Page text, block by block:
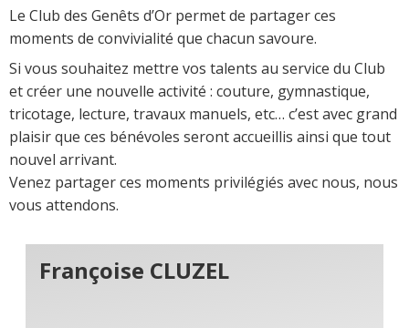
Le Club des Genêts d’Or permet de partager ces
moments de convivialité que chacun savoure.
Si vous souhaitez mettre vos talents au service du Club
et créer une nouvelle activité : couture, gymnastique,
tricotage, lecture, travaux manuels, etc… c’est avec grand
plaisir que ces bénévoles seront accueillis ainsi que tout
nouvel arrivant.
Venez partager ces moments privilégiés avec nous, nous
vous attendons.
Françoise CLUZEL